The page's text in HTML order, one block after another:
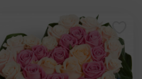
в избранное